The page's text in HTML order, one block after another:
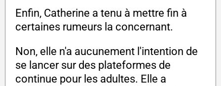
Enfin, Catherine a tenu à mettre fin à
certaines rumeurs la concernant.
Non, elle n'a aucunement l'intention de
se lancer sur des plateformes de
continue pour les adultes. Elle a